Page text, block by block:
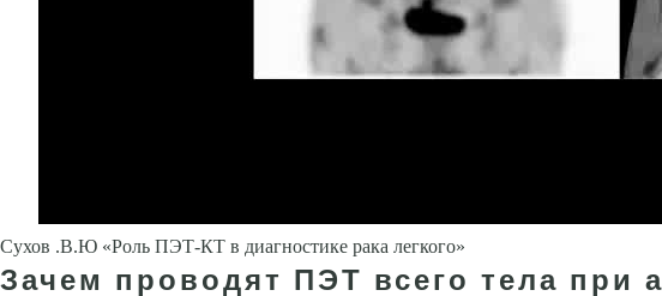
Сухов .В.Ю «Роль ПЭТ-КТ в диагностике рака легкого»
Зачем проводят ПЭТ всего тела при